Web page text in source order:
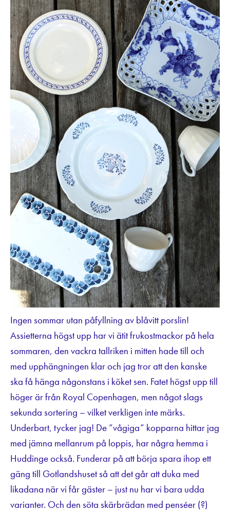
Ingen sommar utan påfyllning av blåvitt porslin!
Assietterna högst upp har vi ätit frukostmackor på hela
sommaren, den vackra tallriken i mitten hade till och
med upphängningen klar och jag tror att den kanske
ska få hänga någonstans i köket sen. Fatet högst upp till
höger är från Royal Copenhagen, men något slags
sekunda sortering – vilket verkligen inte märks.
Underbart, tycker jag! De ”vågiga” kopparna hittar jag
med jämna mellanrum på loppis, har några hemma i
Huddinge också. Funderar på att börja spara ihop ett
gäng till Gotlandshuset så att det går att duka med
likadana när vi får gäster – just nu har vi bara udda
varianter. Och den söta skärbrädan med penséer (?)